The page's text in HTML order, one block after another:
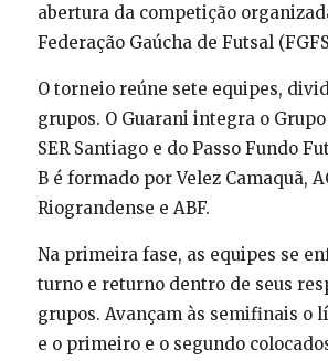
abertura da competição
Federação Gaúcha de Futsal
O torneio reúne sete equipes,
grupos. O Guarani integra o
SER Santiago e do Passo Fundo
B é formado por Velez Camaquã,
Riograndense e ABF.
Na primeira fase, as equipes se
turno e returno dentro de seus
grupos. Avançam às semifinais o
e o primeiro e o segundo